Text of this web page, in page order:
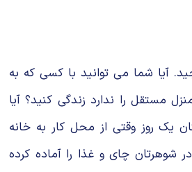
آیا شما می توانید با کسی که به
مستقل را ندارد زندگی کنید؟ آیا
یک روز وقتی از محل کار به خانه
شوهرتان چای و غذا را آماده کرده